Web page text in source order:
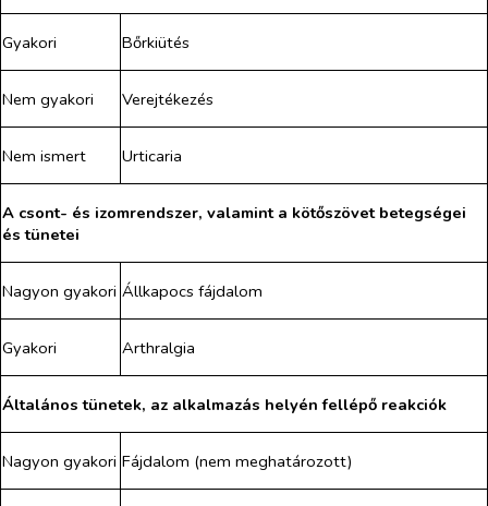
Gyakori Bőrkiütés
Nem gyakori Verejtékezés
Nem ismert Urticaria
A csont- és izomrendszer, valamint a kötőszövet betegségei
és tünetei
Nagyon gyakori Állkapocs fájdalom
Gyakori Arthralgia
Általános tünetek, az alkalmazás helyén fellépő reakciók
Nagyon gyakori Fájdalom (nem meghatározott)